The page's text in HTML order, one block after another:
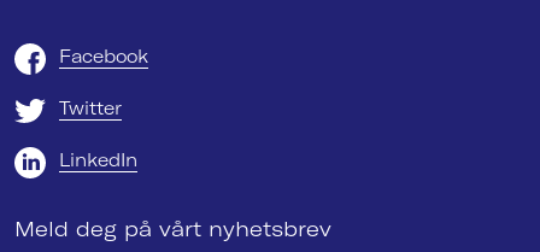
Facebook
Twitter
LinkedIn
Meld deg på vårt nyhetsbrev